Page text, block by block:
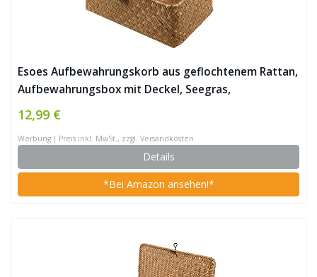
Esoes Aufbewahrungskorb aus geflochtenem Rattan,
Aufbewahrungsbox mit Deckel, Seegras,
Wäschekörbe, Make-up-Organizer für Badezimmer,
Wohnzimmer, Küche
12,99 €
Werbung | Preis inkl. MwSt., zzgl. Versandkosten
Details
*Bei Amazon ansehen!*